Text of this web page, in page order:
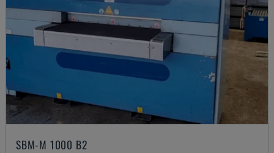
SBM-M 1000 B2